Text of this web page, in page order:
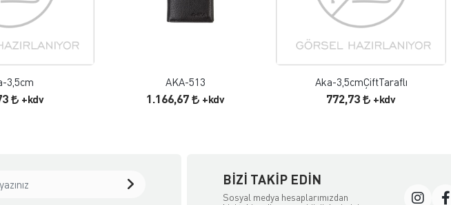
EKLE
İNCELE
3,5cm
+kdv
FAVORILERE EKLE
AKA-513
1.166,67 +kdv
FAVORILERE EKLE
ÜRÜN İNCELE
Aka-3,5cmÇiftTaraflı
772,73 +kdv
BIZI TAKIP EDIN
Sosyal medya hesaplarımızdan